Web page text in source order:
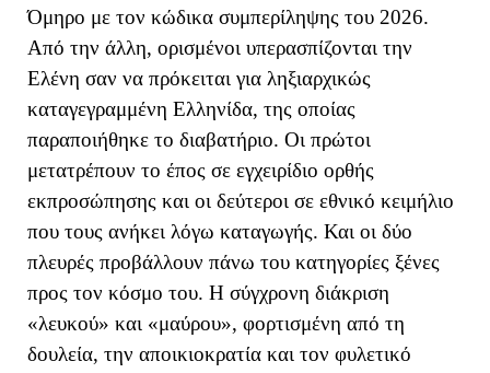
Όμηρο με τον κώδικα συμπερίληψης του 2026.
Από την άλλη, ορισμένοι υπερασπίζονται την
Ελένη σαν να πρόκειται για ληξιαρχικώς
καταγεγραμμένη Ελληνίδα, της οποίας
παραποιήθηκε το διαβατήριο. Οι πρώτοι
μετατρέπουν το έπος σε εγχειρίδιο ορθής
εκπροσώπησης και οι δεύτεροι σε εθνικό κειμήλιο
που τους ανήκει λόγω καταγωγής. Και οι δύο
πλευρές προβάλλουν πάνω του κατηγορίες ξένες
προς τον κόσμο του. Η σύγχρονη διάκριση
«λευκού» και «μαύρου», φορτισμένη από τη
δουλεία, την αποικιοκρατία και τον φυλετικό